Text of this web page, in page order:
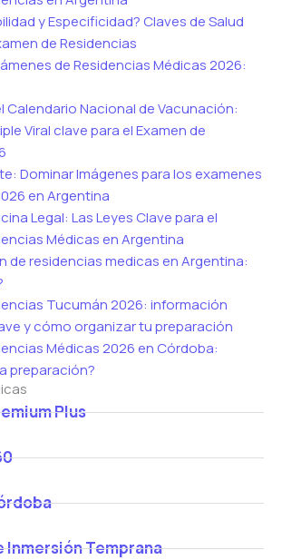
y Especificidad? Claves de Salud
de Residencias
de Residencias Médicas 2026:
Nacional de Vacunación:
Viral clave para el Examen de
Dominar Imágenes para los examenes
en Argentina
Legal: Las Leyes Clave para el
Médicas en Argentina
de residencias medicas en Argentina:
Tucumán 2026: información
y cómo organizar tu preparación
Médicas 2026 en Córdoba:
preparación?
Plus
Inmersión Temprana